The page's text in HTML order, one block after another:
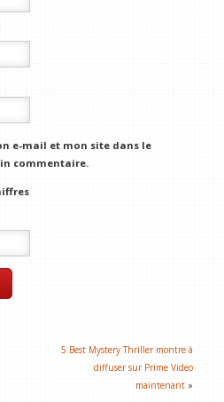
e-mail et mon site dans le
commentaire.
5 Best Mystery Thriller montre à
diffuser sur Prime Video
maintenant »